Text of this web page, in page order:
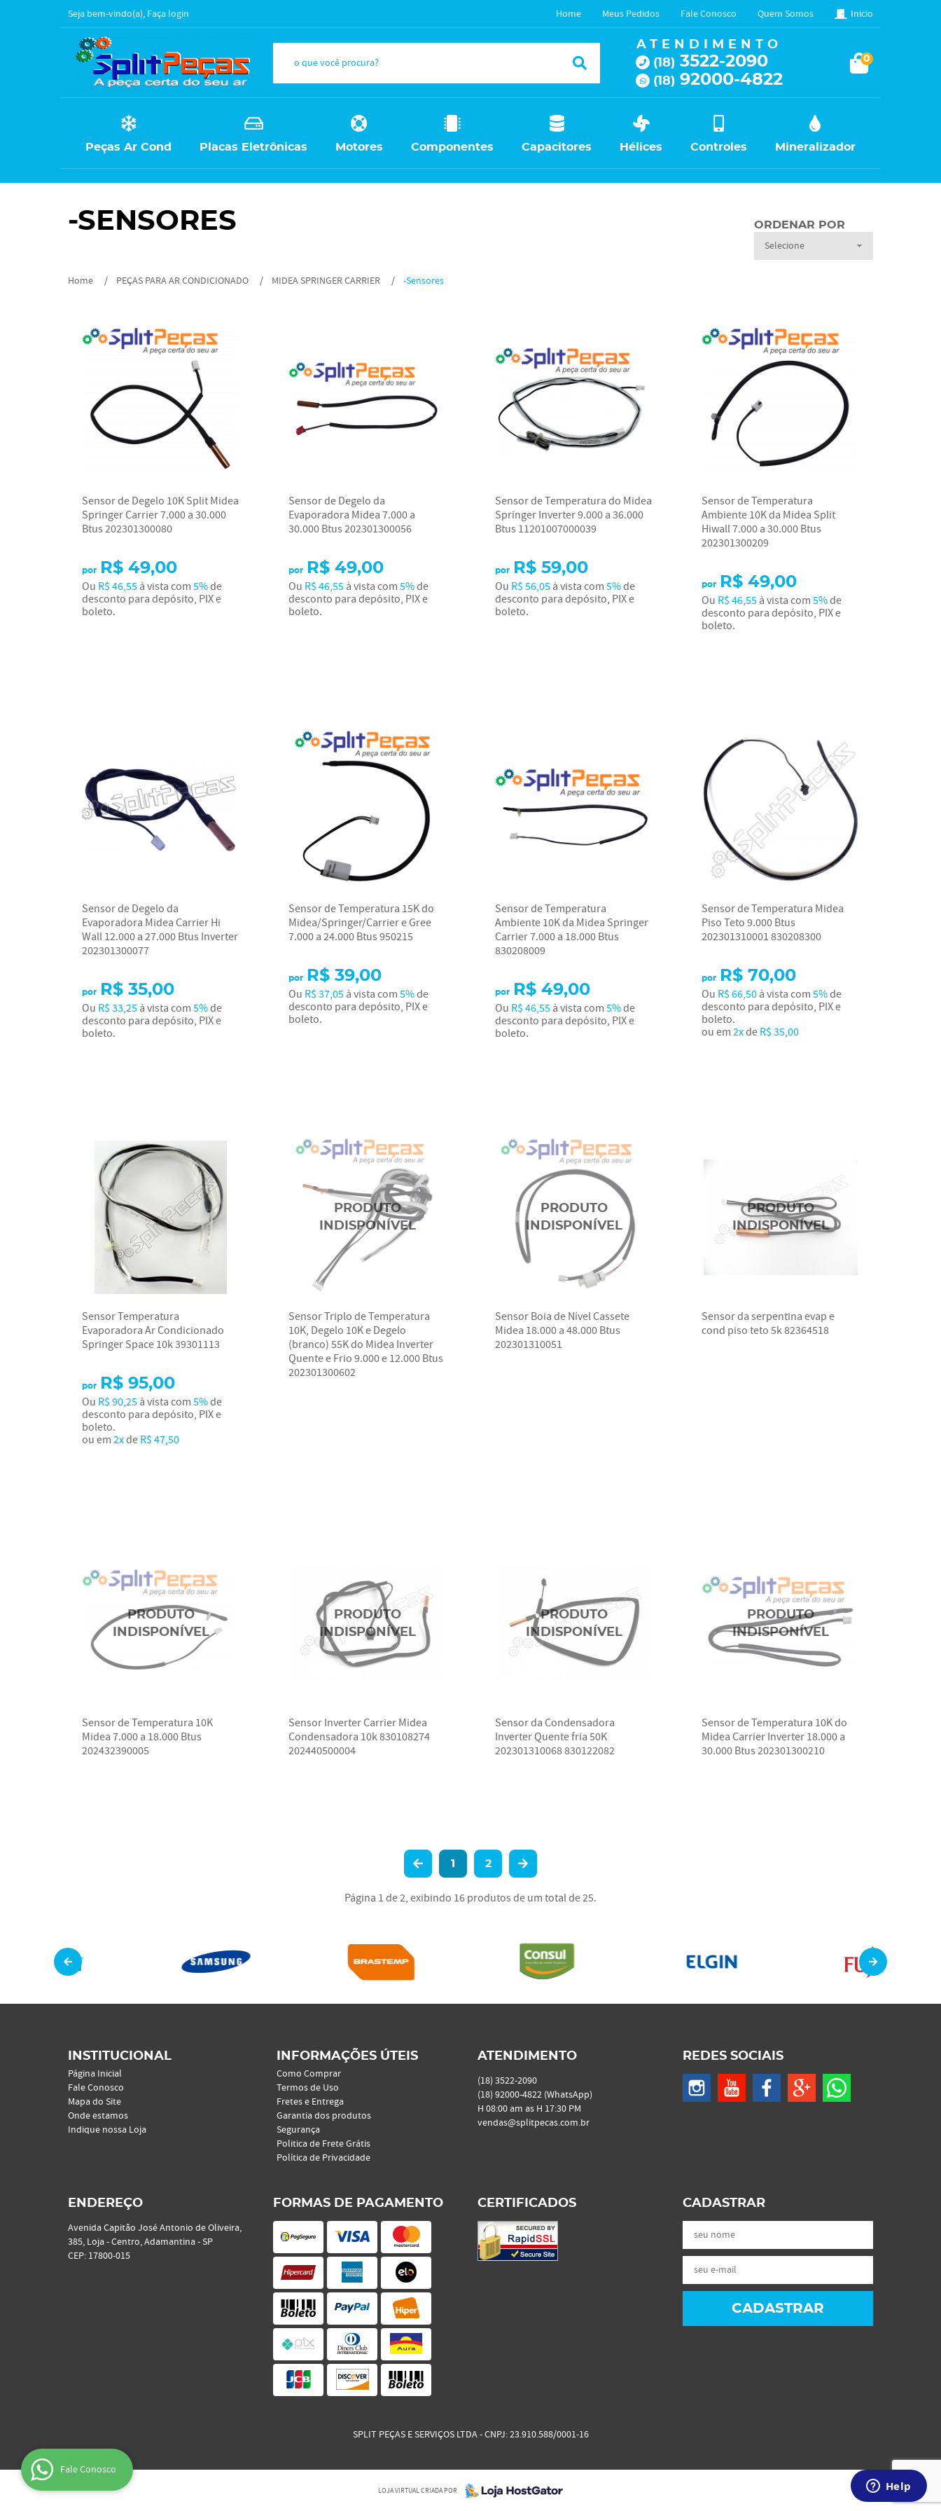
Seja bem-vindo(a), Faça login Home Meus Pedidos Fale Conosco Quem Somos Inicio
ATENDIMENTO
(18) 3522-2090
(18) 92000-4822
0
Peças Ar Cond Placas Eletrônicas Motores Componentes Capacitores Hélices Controles Mineralizador
-SENSORES
Home PEÇAS PARA AR CONDICIONADO MIDEA SPRINGER CARRIER -Sensores
ORDENAR POR
Selecione
Sensor de Degelo 10K Split Midea
Springer Carrier 7.000 a 30.000
Btus 202301300080
por R$ 49,00
Ou R$ 46,55à vista com5%de
desconto para depósito, PIX e
boleto.
Sensor de Degelo da
Evaporadora Midea 7.000 a
30.000 Btus 202301300056
por R$ 49,00
Ou R$ 46,55à vista com5%de
desconto para depósito, PIX e
boleto.
Sensor de Temperatura do Midea
Springer Inverter 9.000 a 36.000
Btus 11201007000039
por R$ 59,00
Ou R$ 56,05à vista com5%de
desconto para depósito, PIX e
boleto.
Sensor de Temperatura
Ambiente 10K da Midea Split
Hiwall 7.000 a 30.000 Btus
202301300209
por R$ 49,00
Ou R$ 46,55à vista com5%de
desconto para depósito, PIX e
boleto.
Sensor de Degelo da
Evaporadora Midea Carrier Hi
Wall 12.000 a 27.000 Btus Inverter
202301300077
por R$ 35,00
Ou R$ 33,25à vista com5%de
desconto para depósito, PIX e
boleto.
Sensor de Temperatura 15K do
Midea/Springer/Carrier e Gree
7.000 a 24.000 Btus 950215
por R$ 39,00
Ou R$ 37,05à vista com5%de
desconto para depósito, PIX e
boleto.
Sensor de Temperatura
Ambiente 10K da Midea Springer
Carrier 7.000 a 18.000 Btus
830208009
por R$ 49,00
Ou R$ 46,55à vista com5%de
desconto para depósito, PIX e
boleto.
Sensor de Temperatura Midea
Piso Teto 9.000 Btus
202301310001 830208300
por R$ 70,00
Ou R$ 66,50à vista com5%de
desconto para depósito, PIX e
boleto.
ou em2xdeR$ 35,00
Sensor Temperatura
Evaporadora Ar Condicionado
Springer Space 10k 39301113
por R$ 95,00
Ou R$ 90,25à vista com5%de
desconto para depósito, PIX e
boleto.
ou em2xdeR$ 47,50
Sensor Triplo de Temperatura
10K, Degelo 10K e Degelo
(branco) 55K do Midea Inverter
Quente e Frio 9.000 e 12.000 Btus
202301300602
Sensor Boia de Nível Cassete
Midea 18.000 a 48.000 Btus
202301310051
Sensor da serpentina evap e
cond piso teto 5k 82364518
Sensor de Temperatura 10K
Midea 7.000 a 18.000 Btus
202432390005
Sensor Inverter Carrier Midea
Condensadora 10k 830108274
202440500004
Sensor da Condensadora
Inverter Quente fria 50K
202301310068 830122082
Sensor de Temperatura 10K do
Midea Carrier Inverter 18.000 a
30.000 Btus 202301300210
1 2
Página 1 de 2, exibindo 16 produtos de um total de 25.
INSTITUCIONAL
Página Inicial
Fale Conosco
Mapa do Site
Onde estamos
Indique nossa Loja
INFORMAÇÕES ÚTEIS
Como Comprar
Termos de Uso
Fretes e Entrega
Garantia dos produtos
Segurança
Politica de Frete Grátis
Política de Privacidade
ATENDIMENTO
(18) 3522-2090
(18) 92000-4822 (WhatsApp)
H 08:00 am as H 17:30 PM
vendas@splitpecas.com.br
REDES SOCIAIS
ENDEREÇO
Avenida Capitão José Antonio de Oliveira,
385, Loja-Centro, Adamantina-SP
CEP: 17800-015
FORMAS DE PAGAMENTO CERTIFICADOS CADASTRAR
CADASTRAR
SPLIT PEÇAS E SERVIÇOS LTDA CNPJ: 23.910.588/0001-16
LOJA VIRTUAL CRIADA POR
Fale Conosco